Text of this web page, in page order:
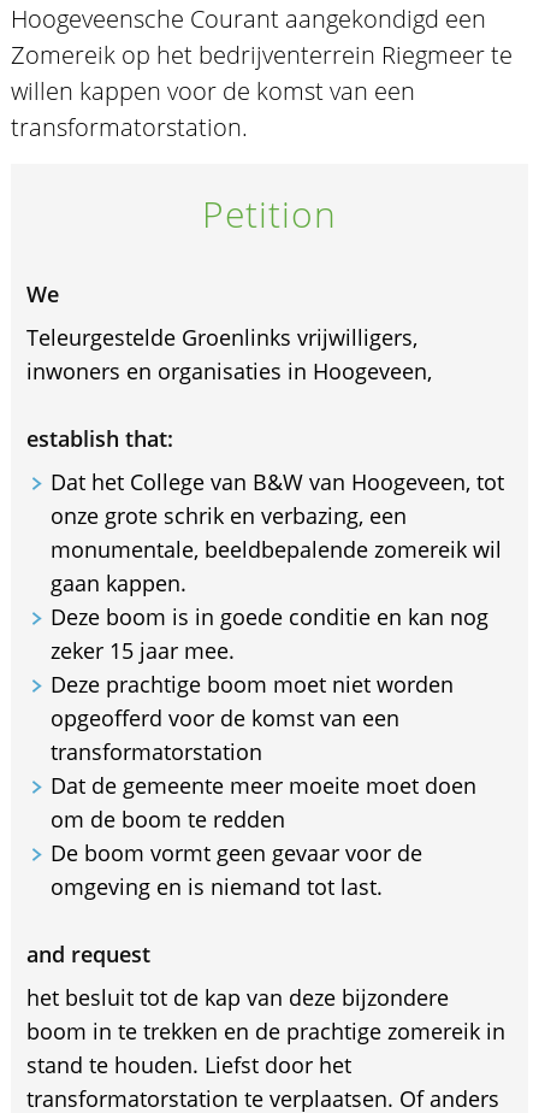
Hoogeveensche Courant aangekondigd een
Zomereik op het bedrijventerrein Riegmeer te
willen kappen voor de komst van een
transformatorstation.
Petition
We
Teleurgestelde Groenlinks vrijwilligers,
inwoners en organisaties in Hoogeveen,
establish that:
Dat het College van B&W van Hoogeveen, tot
onze grote schrik en verbazing, een
monumentale, beeldbepalende zomereik wil
gaan kappen.
Deze boom is in goede conditie en kan nog
zeker 15 jaar mee.
Deze prachtige boom moet niet worden
opgeofferd voor de komst van een
transformatorstation
Dat de gemeente meer moeite moet doen
om de boom te redden
De boom vormt geen gevaar voor de
omgeving en is niemand tot last.
and request
het besluit tot de kap van deze bijzondere
boom in te trekken en de prachtige zomereik in
stand te houden. Liefst door het
transformatorstation te verplaatsen. Of anders